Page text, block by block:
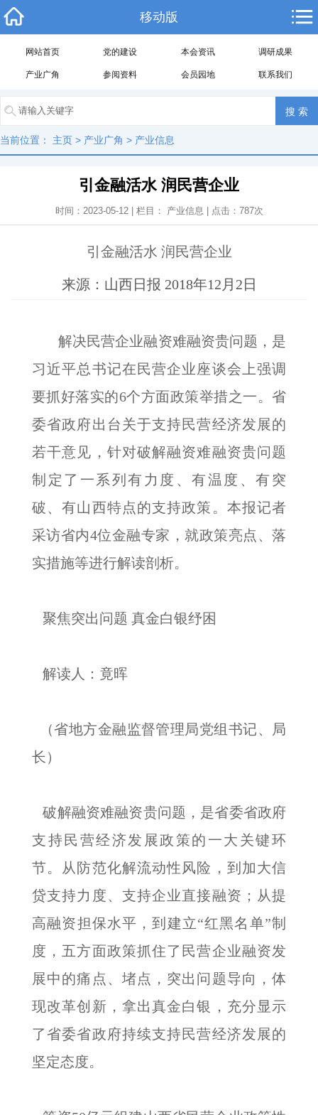
移动版
网站首页 党的建设 本会资讯 调研成果
产业广角 参阅资料 会员园地 联系我们
当前位置： 主页 > 产业广角 > 产业信息
引金融活水 润民营企业
时间：2023-05-12 | 栏目： 产业信息 | 点击： 787次
引金融活水 润民营企业
来源：山西日报 2018年12月2日
解决民营企业融资难融资贵问题，是
习近平总书记在民营企业座谈会上强调
要抓好落实的6个方面政策举措之一。省
委省政府出台关于支持民营经济发展的
若干意见，针对破解融资难融资贵问题
制定了一系列有力度、有温度、有突
破、有山西特点的支持政策。本报记者
采访省内4位金融专家，就政策亮点、落
实措施等进行解读剖析。
聚焦突出问题 真金白银纾困
解读人：竟晖
（省地方金融监督管理局党组书记、局
长）
破解融资难融资贵问题，是省委省政府
支持民营经济发展政策的一大关键环
节。从防范化解流动性风险，到加大信
贷支持力度、支持企业直接融资；从提
高融资担保水平，到建立“红黑名单”制
度，五方面政策抓住了民营企业融资发
展中的痛点、堵点，突出问题导向，体
现改革创新，拿出真金白银，充分显示
了省委省政府持续支持民营经济发展的
坚定态度。